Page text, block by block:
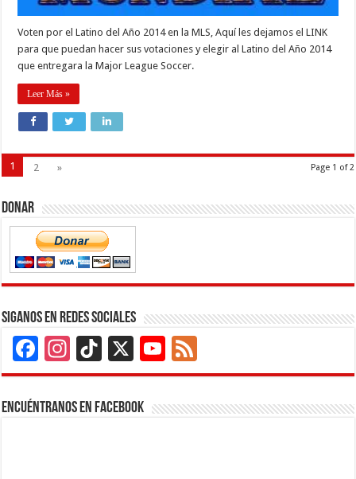
Voten por el Latino del Año 2014 en la MLS, Aquí les dejamos el LINK
para que puedan hacer sus votaciones y elegir al Latino del Año 2014
que entregara la Major League Soccer.
Leer Más »
Page 1 of 2
1 2 »
Donar
Siganos en Redes Sociales
Facebook
Instagram
TikTok
X
YouTube
Channel
Encuéntranos en Facebook